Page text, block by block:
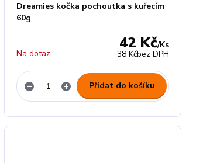
Dreamies kočka pochoutka s kuřecím
60g
42 Kč/Ks
38 Kčbez DPH
Na dotaz
Přidat do košíku